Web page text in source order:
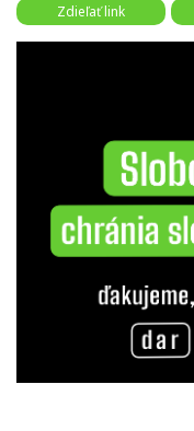
Zdieľať link